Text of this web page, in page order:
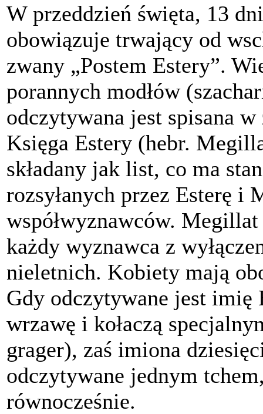
W przeddzień święta, 13
obowiązuje trwający od
zwany „Postem Estery”.
porannych modłów
odczytywana jest spisana
Księga Estery (hebr.
składany jak list, co ma
rozsyłanych przez Esterę i
współwyznawców.
każdy wyznawca z
nieletnich. Kobiety mają
Gdy odczytywane jest imię
wrzawę i kołaczą
grager), zaś imiona
odczytywane jednym
równocześnie.